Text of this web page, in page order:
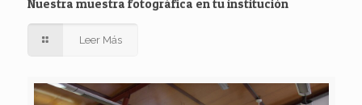
Nuestra muestra fotográfica en tu institución
Leer Más